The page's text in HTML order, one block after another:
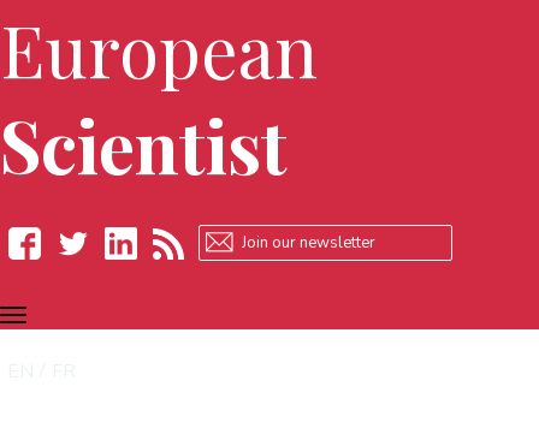
European
Scientist
Facebook
TOGGLE
NAVIGATION